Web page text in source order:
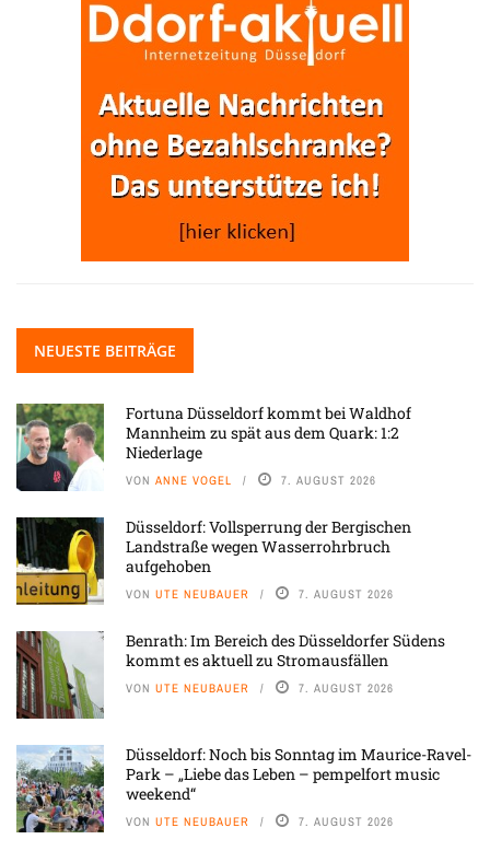
NEUESTE BEITRÄGE
Fortuna Düsseldorf kommt bei Waldhof
Mannheim zu spät aus dem Quark: 1:2
Niederlage
VON ANNE VOGEL 7. AUGUST 2026
Düsseldorf: Vollsperrung der Bergischen
Landstraße wegen Wasserrohrbruch
aufgehoben
VON UTE NEUBAUER 7. AUGUST 2026
Benrath: Im Bereich des Düsseldorfer Südens
kommt es aktuell zu Stromausfällen
VON UTE NEUBAUER 7. AUGUST 2026
Düsseldorf: Noch bis Sonntag im Maurice-Ravel-
Park – „Liebe das Leben – pempelfort music
weekend“
VON UTE NEUBAUER 7. AUGUST 2026